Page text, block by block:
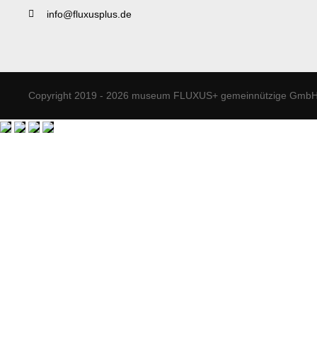
info@fluxusplus.de
Copyright 2019 - 2026 museum FLUXUS+ gemeinnützige